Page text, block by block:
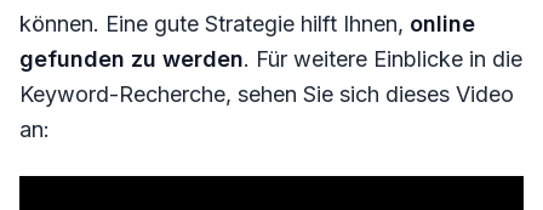
können. Eine gute Strategie hilft Ihnen, online
gefunden zu werden. Für weitere Einblicke in die
Keyword-Recherche, sehen Sie sich dieses Video
an: